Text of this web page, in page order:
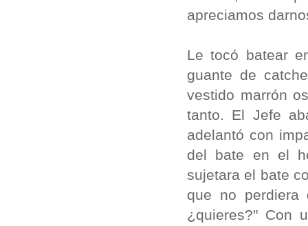
apreciamos
Le tocó batear
guante de
vestido marrón
tanto. El Jefe
adelantó con
del bate en el
sujetara el bate
que no perdiera
¿quieres?" Con